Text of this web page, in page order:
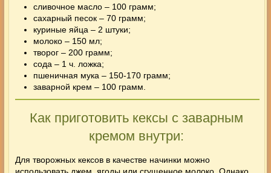
сливочное масло – 100 грамм;
сахарный песок – 70 грамм;
куриные яйца – 2 штуки;
молоко – 150 мл;
творог – 200 грамм;
сода – 1 ч. ложка;
пшеничная мука – 150-170 грамм;
заварной крем – 100 грамм.
Как приготовить кексы с заварным
кремом внутри:
Для творожных кексов в качестве начинки можно
использовать джем, ягоды или сгущенное молоко. Однако